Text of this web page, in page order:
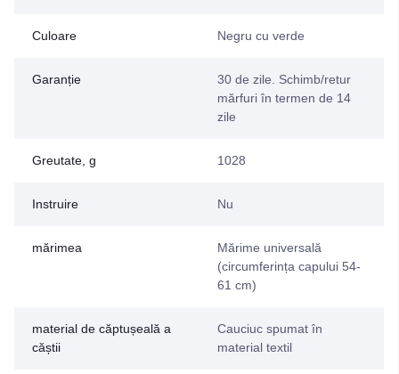
Culoare Negru cu verde
Garanție
30 de zile. Schimb/retur
mărfuri în termen de 14
zile
Greutate, g 1028
Instruire Nu
mărimea
Mărime universală
(circumferința capului 54-
61 cm)
material de căptușeală a
căștii
Cauciuc spumat în
material textil